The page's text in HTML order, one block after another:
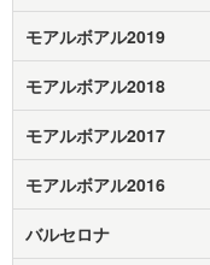
モアルボアル2019
モアルボアル2018
モアルボアル2017
モアルボアル2016
バルセロナ